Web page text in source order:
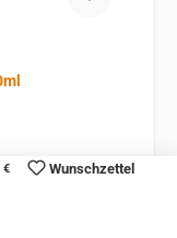
Wunschzettel
€